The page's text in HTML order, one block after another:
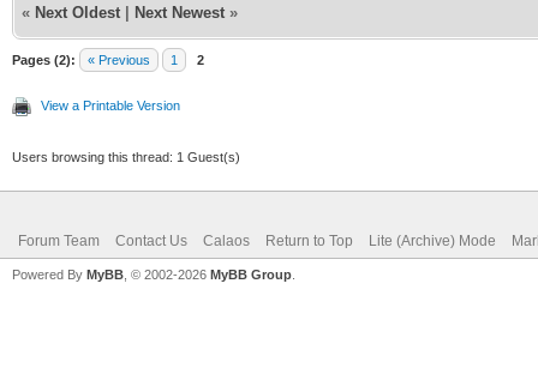
« Next Oldest Next Newest »
Pages (2): « Previous 1 2
View a Printable Version
Users browsing this thread: 1 Guest(s)
Forum Team Contact Us Calaos Return to Top Lite (Archive) Mode
Powered By MyBB , © 2002-2026 MyBB Group